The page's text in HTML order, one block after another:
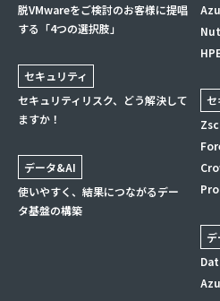
脱VMwareをご検討のお客様に提唱
する「4つの選択肢」
セキュリティ
セキュリティリスク、どう解決して
ますか！
データ&AI
使いやすく、結果につながるデー
タ基盤の構築
セ